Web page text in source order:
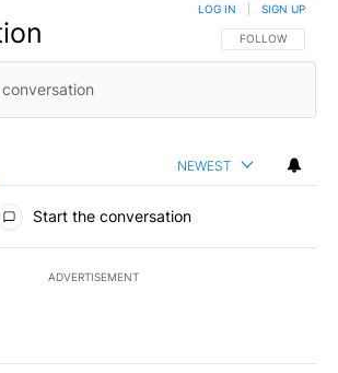
FOLLOW THIS
FOLLOW
LOG IN SIGN UP
NEWEST
Start the conversation
ADVERTISEMENT